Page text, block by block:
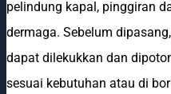
pelindung kapal, pinggiran
dermaga. Sebelum
dapat dilekukkan dan
sesuai kebutuhan atau di